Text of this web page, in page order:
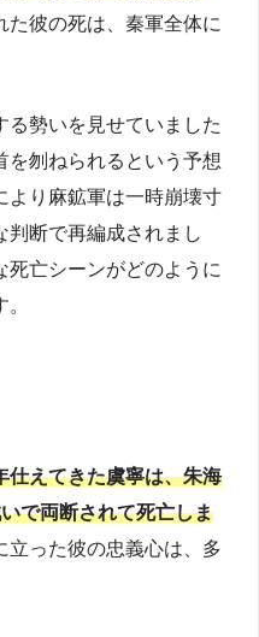
た彼の死は、秦軍全体に
る勢いを見せていました
を刎ねられるという予想
より麻鉱軍は一時崩壊寸
判断で再編成されまし
死亡シーンがどのように
仕えてきた虞寧は、朱海
で両断されて死亡しま
立った彼の忠義心は、多